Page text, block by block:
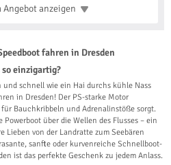
Angebotanzeigen
fahren in Dresden
einzigartig?
schnell wie ein Hai durchs kühle Nass
in Dresden! Der PS-starke Motor
Bauchkribbeln und Adrenalinstöße sorgt.
über die Wellen des Flusses – ein
Lieben von der Landratte zum Seebären
sanfte oder kurvenreiche Schnellboot-
ist das perfekte Geschenk zu jedem Anlass.